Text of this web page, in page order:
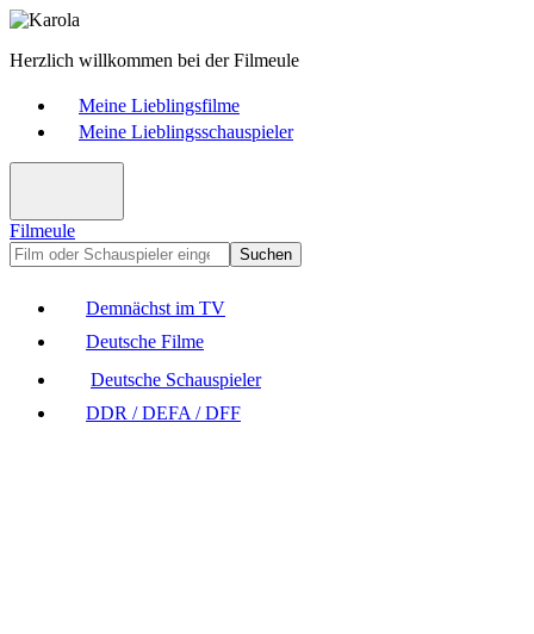
Herzlich willkommen bei der Filmeule
Meine Lieblingsfilme
Meine Lieblingsschauspieler
Filmeule
Suchen
Demnächst im TV
Deutsche Filme
Deutsche Schauspieler
DDR / DEFA / DFF